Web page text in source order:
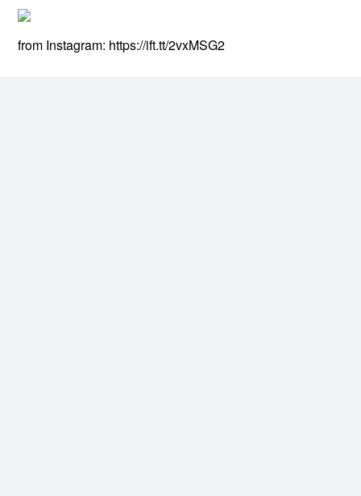
from Instagram: https://ift.tt/2vxMSG2